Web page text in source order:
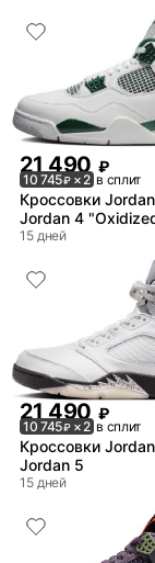
21 490 ₽
10 745₽ × 2 в сплит
Кроссовки
Jordan 4
15 дней
21 490 ₽
10 745₽ × 2 в сплит
Кроссовки
Jordan 5
15 дней